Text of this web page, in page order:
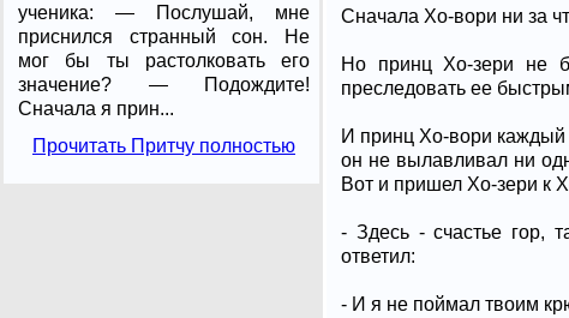
ученика: — Послушай, мне
приснился странный сон. Не
мог бы ты растолковать его
значение? — Подождите!
Сначала я прин...
Прочитать Притчу полностью
Сначала Хо-вори ни за
Но принц Хо-зери не
преследовать ее
И принц Хо-вори каждый
он не вылавливал ни
Вот и пришел Хо-зери к
- Здесь - счастье гор,
ответил:
- И я не поймал твоим